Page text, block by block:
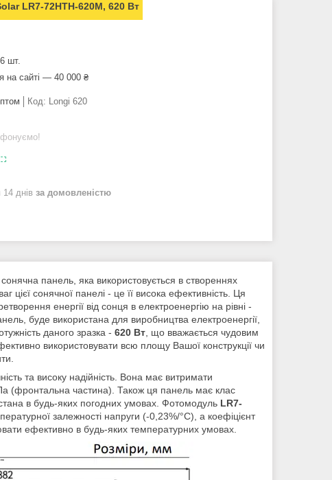
LR7-72HTH-620M, 620 Вт
шт.
на сайті — 40 000 ₴
Код: Longi 620
днів за домовленістю
панель, яка використовується в створеннях
сонячної панелі - це її висока ефективність. Ця
енергії від сонця в електроенергію на рівні -
буде використана для виробництва електроенергії,
даного зразка - 620 Вт, що вважається чудовим
використовувати всю площу Вашої конструкції чи
та високу надійність. Вона має витримати
(фронтальна частина). Також ця панель має клас
в будь-яких погодних умовах. Фотомодуль LR7-
залежності напруги (-0,23%/°C), а коефіцієнт
ефективно в будь-яких температурних умовах.